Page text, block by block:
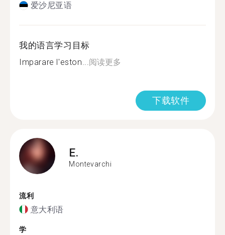
爱沙尼亚语
我的语言学习目标
Imparare l'eston...阅读更多
下载软件
E.
Montevarchi
流利
意大利语
学